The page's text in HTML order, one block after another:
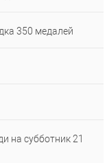
350 медалей
на субботник 21